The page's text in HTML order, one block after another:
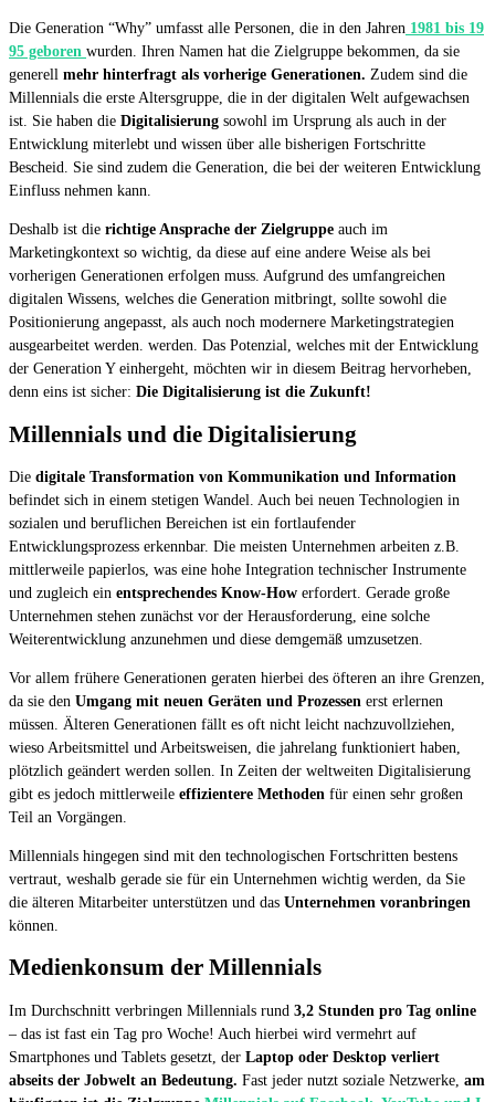
Die Generation “Why” umfasst alle Personen, die in den Jahren 1981 bis 19
95 geboren wurden. Ihren Namen hat die Zielgruppe bekommen, da sie
generell mehr hinterfragt als vorherige Generationen. Zudem sind die
Millennials die erste Altersgruppe, die in der digitalen Welt aufgewachsen
ist. Sie haben die Digitalisierung sowohl im Ursprung als auch in der
Entwicklung miterlebt und wissen über alle bisherigen Fortschritte
Bescheid. Sie sind zudem die Generation, die bei der weiteren Entwicklung
Einfluss nehmen kann.
Deshalb ist die richtige Ansprache der Zielgruppe auch im
Marketingkontext so wichtig, da diese auf eine andere Weise als bei
vorherigen Generationen erfolgen muss. Aufgrund des umfangreichen
digitalen Wissens, welches die Generation mitbringt, sollte sowohl die
Positionierung angepasst, als auch noch modernere Marketingstrategien
ausgearbeitet werden. werden. Das Potenzial, welches mit der Entwicklung
der Generation Y einhergeht, möchten wir in diesem Beitrag hervorheben,
denn eins ist sicher: Die Digitalisierung ist die Zukunft!
Millennials und die Digitalisierung
Die digitale Transformation von Kommunikation und Information
befindet sich in einem stetigen Wandel. Auch bei neuen Technologien in
sozialen und beruflichen Bereichen ist ein fortlaufender
Entwicklungsprozess erkennbar. Die meisten Unternehmen arbeiten z.B.
mittlerweile papierlos, was eine hohe Integration technischer Instrumente
und zugleich ein entsprechendes Know-How erfordert. Gerade große
Unternehmen stehen zunächst vor der Herausforderung, eine solche
Weiterentwicklung anzunehmen und diese demgemäß umzusetzen.
Vor allem frühere Generationen geraten hierbei des öfteren an ihre Grenzen,
da sie den Umgang mit neuen Geräten und Prozessen erst erlernen
müssen. Älteren Generationen fällt es oft nicht leicht nachzuvollziehen,
wieso Arbeitsmittel und Arbeitsweisen, die jahrelang funktioniert haben,
plötzlich geändert werden sollen. In Zeiten der weltweiten Digitalisierung
gibt es jedoch mittlerweile effizientere Methoden für einen sehr großen
Teil an Vorgängen.
Millennials hingegen sind mit den technologischen Fortschritten bestens
vertraut, weshalb gerade sie für ein Unternehmen wichtig werden, da Sie
die älteren Mitarbeiter unterstützen und das Unternehmen voranbringen
können.
Medienkonsum der Millennials
Im Durchschnitt verbringen Millennials rund 3,2 Stunden pro Tag online
– das ist fast ein Tag pro Woche! Auch hierbei wird vermehrt auf
Smartphones und Tablets gesetzt, der Laptop oder Desktop verliert
abseits der Jobwelt an Bedeutung. Fast jeder nutzt soziale Netzwerke, am